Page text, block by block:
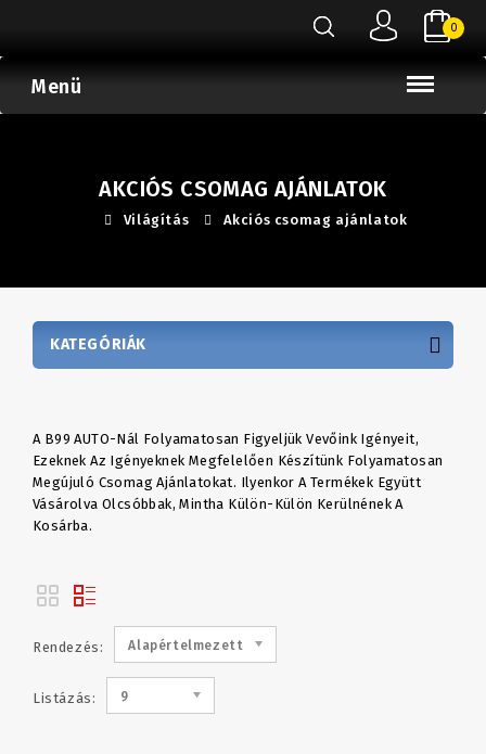
0
Menü
AKCIÓS CSOMAG AJÁNLATOK
Világítás Akciós csomag ajánlatok
KATEGÓRIÁK
A B99 AUTO-Nál Folyamatosan Figyeljük Vevőink Igényeit,
Ezeknek Az Igényeknek Megfelelően Készítünk Folyamatosan
Megújuló Csomag Ajánlatokat. Ilyenkor A Termékek Együtt
Vásárolva Olcsóbbak, Mintha Külön-Külön Kerülnének A
Kosárba.
Rendezés: Alapértelmezett
Listázás: 9